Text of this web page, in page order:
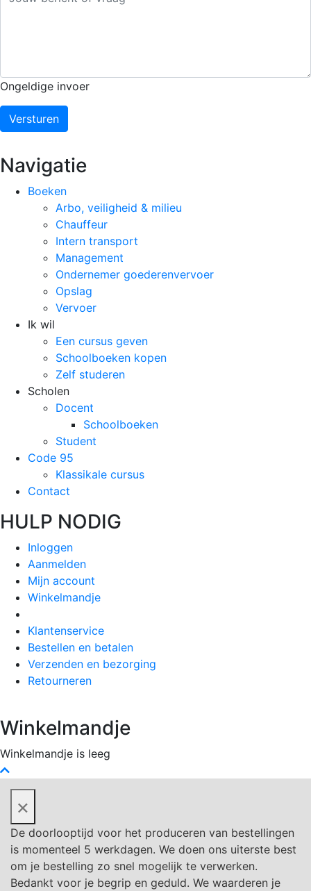
Ongeldige invoer
Versturen
Navigatie
Boeken
Arbo, veiligheid & milieu
Chauffeur
Intern transport
Management
Ondernemer goederenvervoer
Opslag
Vervoer
Ik wil
Een cursus geven
Schoolboeken kopen
Zelf studeren
Scholen
Docent
Schoolboeken
Student
Code 95
Klassikale cursus
Contact
HULP NODIG
Inloggen
Aanmelden
Mijn account
Winkelmandje
Klantenservice
Bestellen en betalen
Verzenden en bezorging
Retourneren
Winkelmandje
Winkelmandje is leeg
×
De doorlooptijd voor het produceren van bestellingen
is momenteel 5 werkdagen. We doen ons uiterste best
om je bestelling zo snel mogelijk te verwerken.
Bedankt voor je begrip en geduld. We waarderen je